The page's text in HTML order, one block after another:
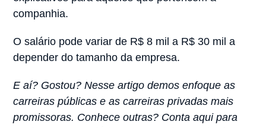
companhia.
O salário pode variar de R$ 8 mil a R$ 30 mil a
depender do tamanho da empresa.
E aí? Gostou? Nesse artigo demos enfoque as
carreiras públicas e as carreiras privadas mais
promissoras. Conhece outras? Conta aqui para